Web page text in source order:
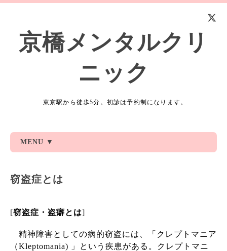
京橋メンタルクリ
ニック
東京駅から徒歩5分。初診は予約制になります。
MENU ▼
窃盗症とは
[窃盗症・盗癖とは]
精神障害としての病的窃盗には、「クレプトマニア
（Kleptomania)
」という疾患がある。クレプトマニ